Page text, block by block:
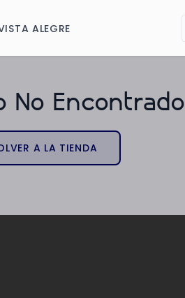
ALEGRE
No Encontrado
A LA TIENDA